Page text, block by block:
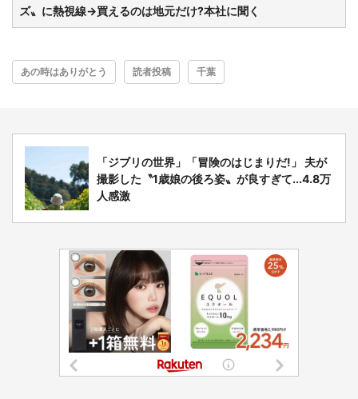
選択する
ズ〟に熱視線→買えるのは地元だけ?本社に聞く
あの時はありがとう 読者投稿 千葉
「ジブリの世界」「冒険のはじまりだ!」 夫が
撮影した〝1歳娘の後ろ姿〟が良すぎて...4.8万
人感激